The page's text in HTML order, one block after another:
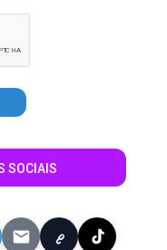
SOCIAIS